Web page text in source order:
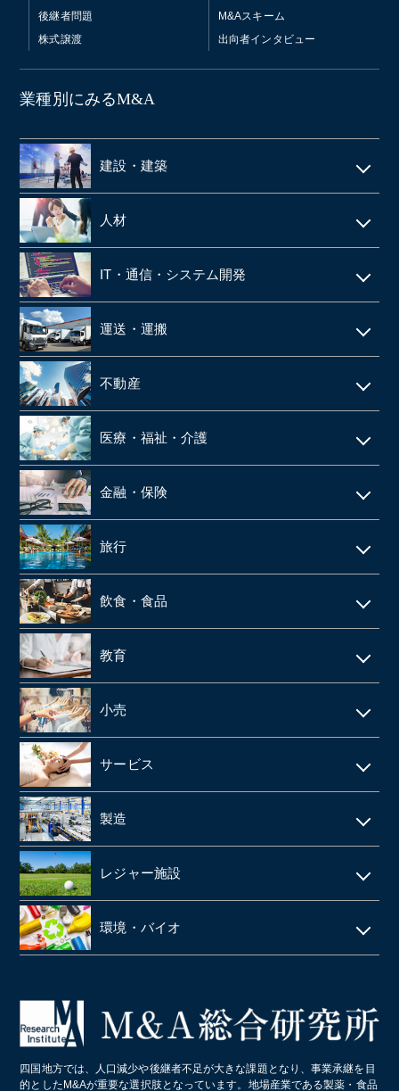
後継者問題
株式譲渡
M&Aスキーム
出向者インタビュー
業種別にみるM&A
建設・建築
電気工事・管工事
建設・土木
空調設備工事
仮設足場工事・足場施工
施工管理
建材・住宅設備機器の卸
解体工事
鉄骨工事
内装・外装工事
消防設備点検・工事
建築資材卸
人材
人材派遣
SES
シェアードサービス
技術者派遣
IT・通信・システム開発
IT
システム開発
ネット通販・EC
ゲーム
web広告
SaaS事業
web制作
データセンター
運送・運搬
運送・物流
タクシー
倉庫
バス
引越
不動産
マンション管理
ビルメンテナンス
不動産テック
リフォーム
家賃保証・賃貸管理
不動産管理
医療・福祉・介護
調剤薬局
介護事業
施設介護・老人ホーム
訪問介護・デイサービス
医療機器卸・商社
製薬
SMO
CRO
動物病院
歯科
眼科クリニック
医薬品卸
障害者施設 ・就労継続支援施設
金融・保険
リース・レンタル
保険代理店
ファンド
旅行
ホテル・旅館
旅行会社・旅行代理店
飲食・食品
飲食店
給食業・給食サービス
宅配弁当
食品メーカー・食品加工・食品工場
清酒酒造・酒蔵
お弁当・惣菜屋
給食・テイクアウト・配達飲食
ラーメン屋
居酒屋
教育
学習塾
小売
アパレルメーカー・アパレル
スーパーマーケット
FC(フランチャイズ加盟店)
ドラッグストア
LPガス
サービス
警備
エステサロン
ネイルサロン
税理士事務所・会計事務所
コールセンター
スポーツクラブ・フィットネスクラブ
葬儀
製造
印刷
塗料・塗料卸売メーカー
段ボール
造船業・重機・プラント業界
レジャー施設
ゴルフ場
クライミングジム・ボルダリングジム
環境・バイオ
四国地方では、人口減少や後継者不足が大きな課題となり、事業承継を目
的としたM&Aが重要な選択肢となっています。地場産業である製薬・食品